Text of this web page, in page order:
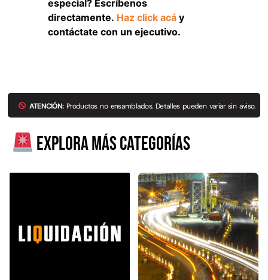
especial? Escríbenos
directamente. Haz click acá y
contáctate con un ejecutivo.
ATENCIÓN:Productos no ensamblados. Detalles pueden variar sin aviso.
Explora más categorías
3.5MP